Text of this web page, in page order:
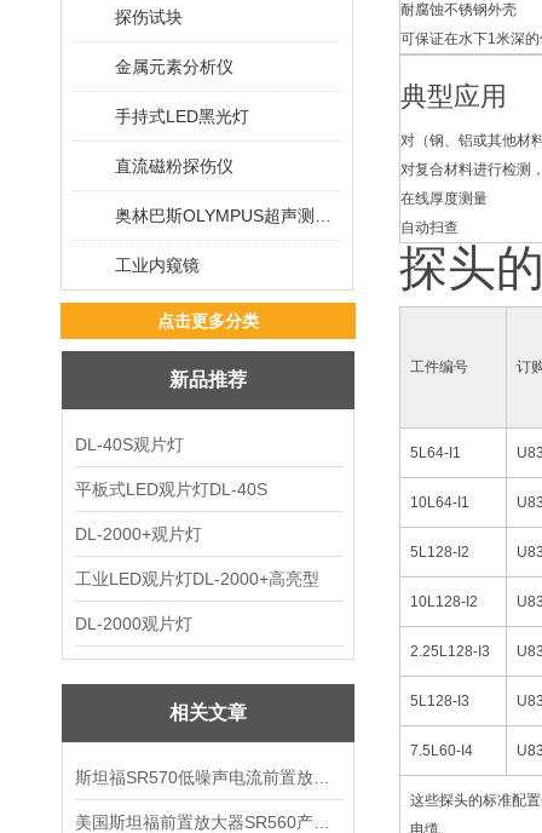
探伤试块
金属元素分析仪
手持式LED黑光灯
直流磁粉探伤仪
工业内窥镜
点击更多分类
新品推荐
DL-40S观片灯
平板式LED观片灯DL-40S
DL-2000+观片灯
工业LED观片灯DL-2000+高亮型
DL-2000观片灯
相关文章
耐腐蚀不锈钢外壳
可保证在水下1米深
典型应用
对（钢、铝或其他材
对复合材料进行检测
在线厚度测量
自动扫查
探头
工件编号 订
5L64-I1
10L64-I1
5L128-I2
10L128-I2
2.25L128-I3
5L128-I3
7.5L60-I4
这些探头的标准配
电缆。